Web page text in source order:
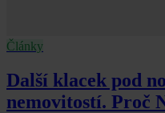
Články
Další klacek pod
nemovitostí. Proč